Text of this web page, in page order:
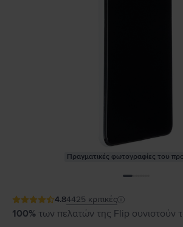
Πραγματικές φωτογραφίες του
4.84425 κριτικές
100% των πελατών της Flip συνιστούν